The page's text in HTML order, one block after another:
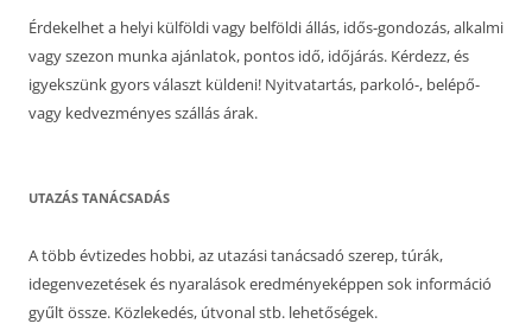
Érdekelhet a helyi külföldi vagy belföldi állás, idős-gondozás, alkalmi
vagy szezon munka ajánlatok, pontos idő, időjárás. Kérdezz, és
igyekszünk gyors választ küldeni! Nyitvatartás, parkoló-, belépő-
vagy kedvezményes szállás árak.
UTAZÁS TANÁCSADÁS
A több évtizedes hobbi, az utazási tanácsadó szerep, túrák,
idegenvezetések és nyaralások eredményeképpen sok információ
gyűlt össze. Közlekedés, útvonal stb. lehetőségek.